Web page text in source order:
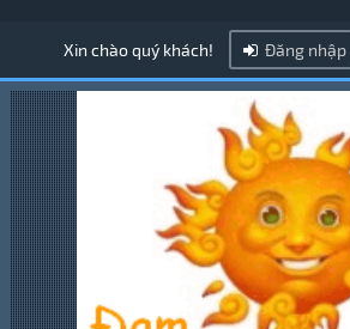
Xin chào quý khách! Đăng nhập